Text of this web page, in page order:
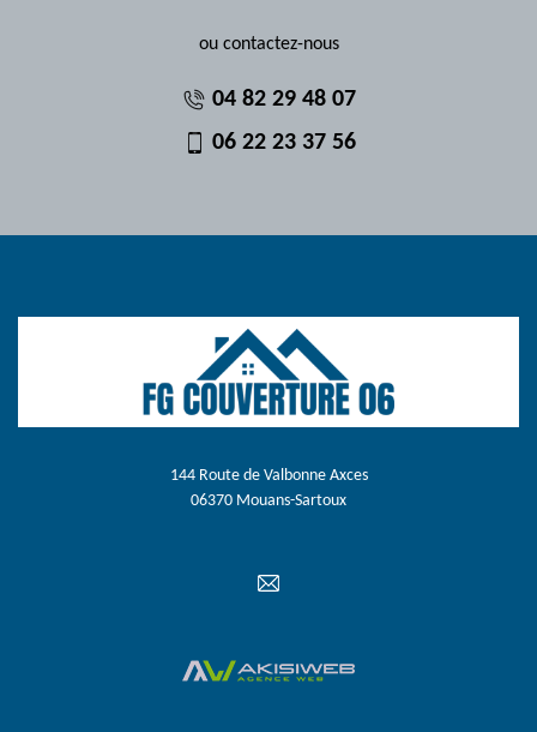
ou contactez-nous
04 82 29 48 07
06 22 23 37 56
144 Route de Valbonne Axces
06370 Mouans-Sartoux